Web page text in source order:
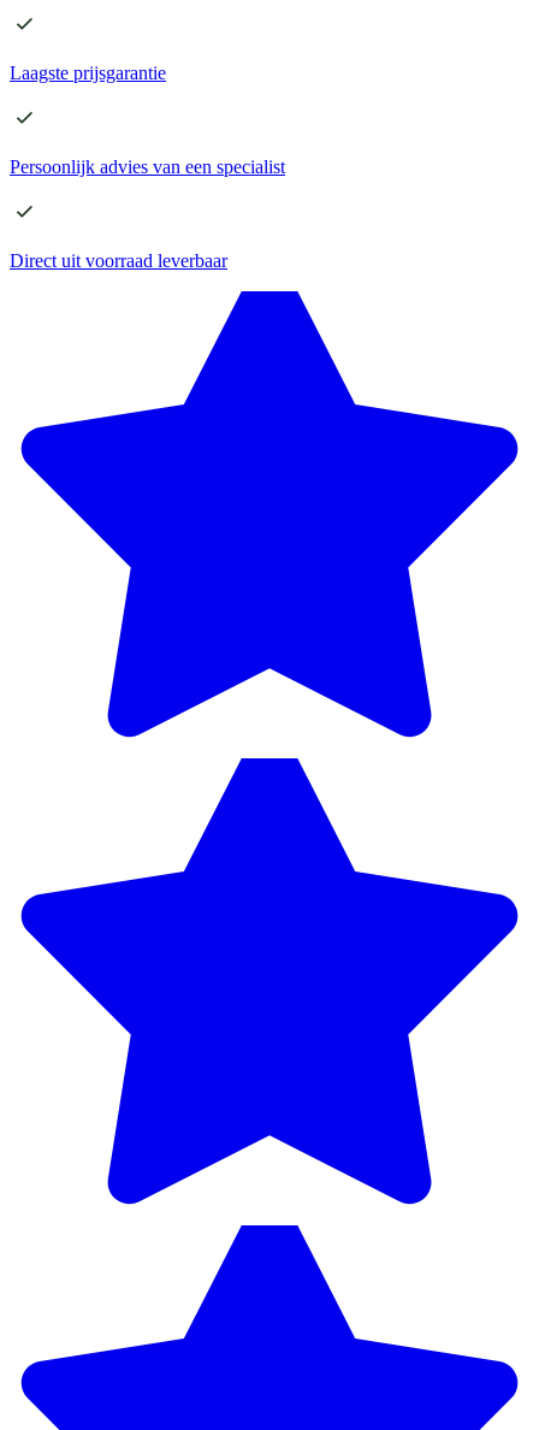
Laagste prijsgarantie
Persoonlijk advies van een specialist
Direct uit voorraad leverbaar